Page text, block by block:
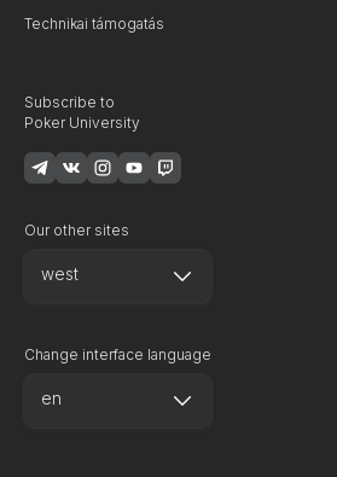
Technikai támogatás
Subscribe to
Poker University
Our other sites
west
Change interface language
en